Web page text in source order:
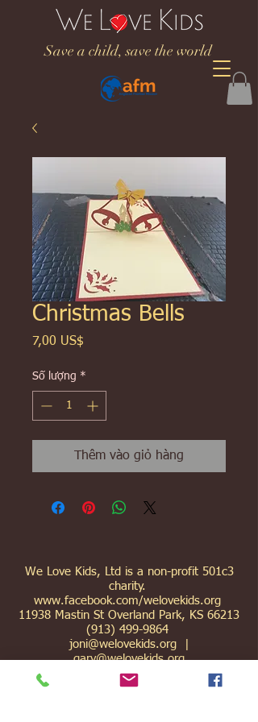
Save a child, save the world
Christmas Bells
7,00 US$
Số lượng *
Thêm vào giỏ hàng
We Love Kids, Ltd is a non-profit 501c3
charity.
www.facebook.com/welovekids.org
11938 Mastin St Overland Park, KS 66213
(913) 499-9864
joni@welovekids.org|
gary@welovekids.org